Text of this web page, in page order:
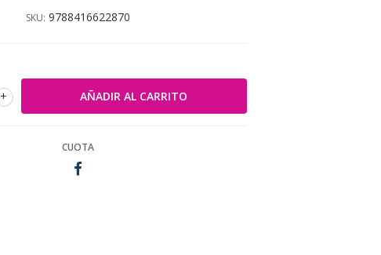
SKU: 9788416622870
+
CUOTA